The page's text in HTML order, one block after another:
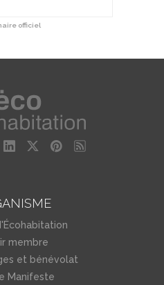
officiel
membre
et bénévolat
Manifeste